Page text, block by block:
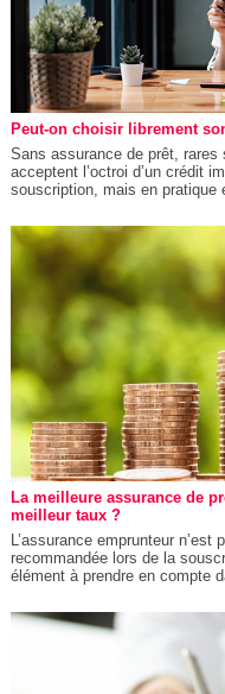
Peut-on choisir librement
Sans assurance de prêt,
acceptent l’octroi d’un crédit
souscription, mais en pratique
La meilleure assurance de
meilleur taux ?
L’assurance emprunteur
recommandée lors de la
élément à prendre en compte